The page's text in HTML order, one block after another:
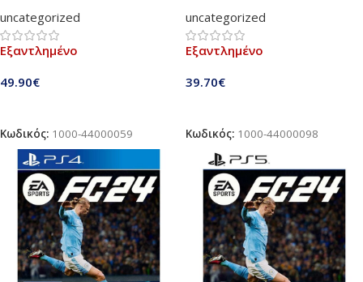
uncategorized
Εξαντλημένο
49.90€
Κωδικός: 1000-44000059
uncategorized
Εξαντλημένο
39.70€
Κωδικός: 1000-44000098